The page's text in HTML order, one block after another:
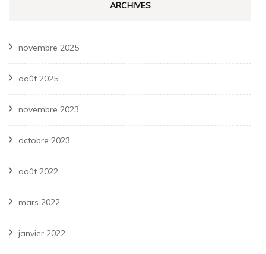
ARCHIVES
novembre 2025
août 2025
novembre 2023
octobre 2023
août 2022
mars 2022
janvier 2022